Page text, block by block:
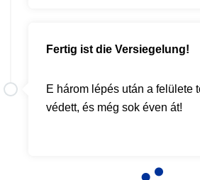
Fertig ist die Versiegelung!
E három lépés után a felülete
védett, és még sok éven át!